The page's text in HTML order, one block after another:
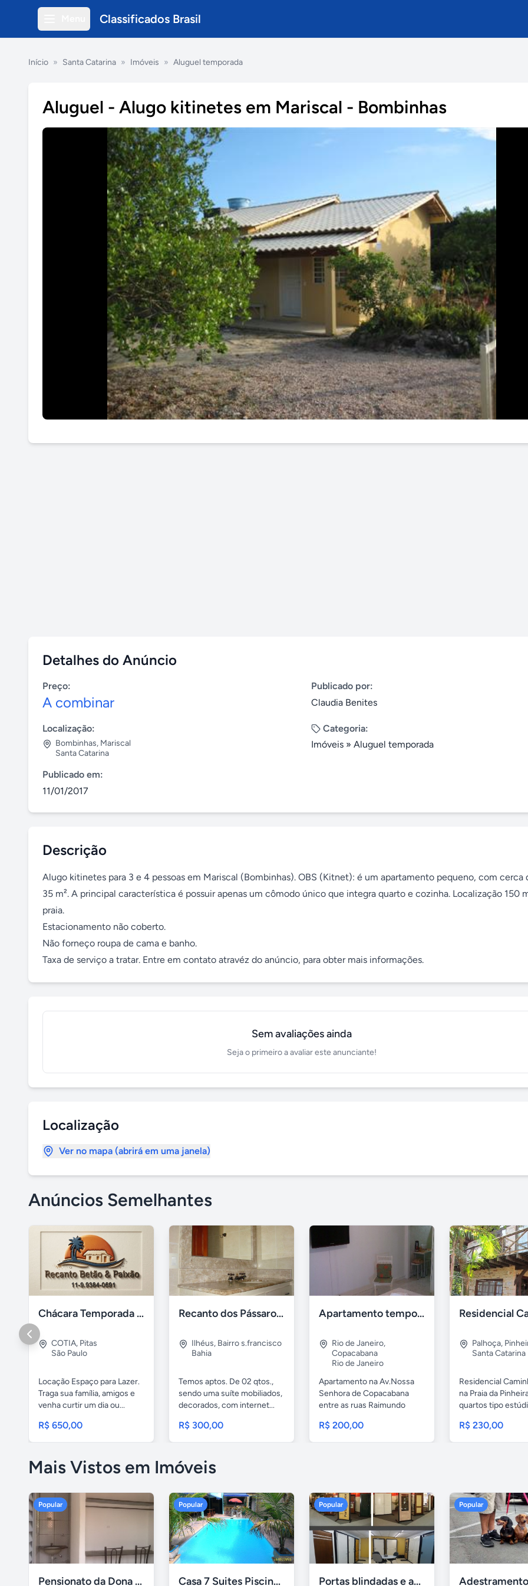
Classificados Brasil
Início » Santa Catarina » Imóveis » Aluguel temporada
Aluguel - Alugo kitinetes em Mariscal - Bombinhas
Detalhes do Anúncio
Preço:
A combinar
Publicado por:
Claudia Benites
Localização:
Bombinhas, Mariscal
Santa Catarina
Categoria:
Imóveis » Aluguel temporada
Publicado em:
11/01/2017
Descrição
Alugo kitinetes para 3 e 4 pessoas em Mariscal (Bombinhas). OBS (Kitnet): é um apartamento pequeno, com cerca
35 m². A principal característica é possuir apenas um cômodo único que integra quarto e cozinha. Localização 150
praia.
Estacionamento não coberto.
Não forneço roupa de cama e banho.
Taxa de serviço a tratar. Entre em contato atravéz do anúncio, para obter mais informações.
Sem avaliações ainda
Seja o primeiro a avaliar este anunciante!
Localização
Ver no mapa (abrirá em uma janela)
Anúncios Semelhantes
Chácara Temporada Cotia/Itapevi
COTIA, Pitas
São Paulo
Locação Espaço para Lazer.
Traga sua família, amigos e
venha curtir um dia ou...
R$ 650,00
Recanto dos Pássaros Ilhéus
Ilhéus, Bairro s.francisco
Bahia
Temos aptos. De 02 qtos.,
sendo uma suíte mobiliados,
decorados, com internet...
R$ 300,00
Apartamento temporada Copacabana-RJ
Rio de Janeiro,
Copacabana
Rio de Janeiro
Apartamento na Av.Nossa
Senhora de Copacabana
entre as ruas Raimundo
R$ 200,00
Palhoça,
Santa Catarina
Residencial
na Praia da
quartos tipo
R$ 230,00
Mais Vistos em Imóveis
Popular
Pensionato da Dona Maria - Uberlândia/MG
Popular
Casa 7 Suites Piscina - Praia dos Anjos
Popular
Portas blindadas e anti-arrombamento Europisa
Popular